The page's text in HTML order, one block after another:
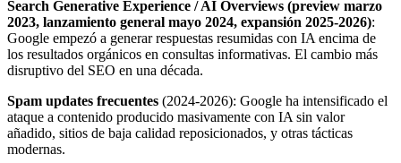
Search Generative Experience / AI Overviews (preview marzo
2023, lanzamiento general mayo 2024, expansión 2025-2026):
Google empezó a generar respuestas resumidas con IA encima de
los resultados orgánicos en consultas informativas. El cambio más
disruptivo del SEO en una década.
Spam updates frecuentes (2024-2026): Google ha intensificado el
ataque a contenido producido masivamente con IA sin valor
añadido, sitios de baja calidad reposicionados, y otras tácticas
modernas.